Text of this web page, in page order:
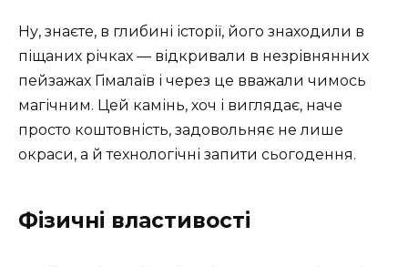
Ну, знаєте, в глибині історії, його знаходили в
піщаних річках — відкривали в незрівнянних
пейзажах Гімалаїв і через це вважали чимось
магічним. Цей камінь, хоч і виглядає, наче
просто коштовність, задовольняє не лише
окраси, а й технологічні запити сьогодення.
Фізичні властивості